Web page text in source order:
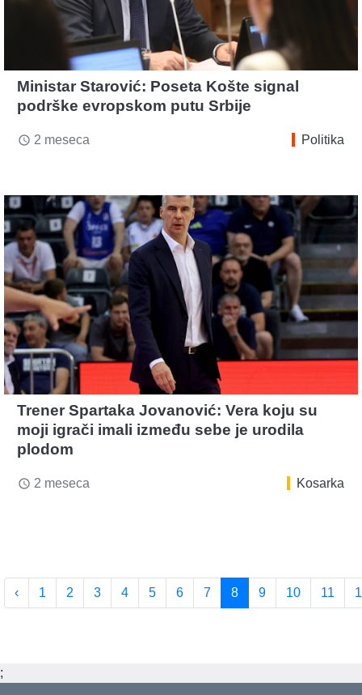
Ministar Starović: Poseta Košte signal
podrške evropskom putu Srbije
access_time 2 meseca Politika
Trener Spartaka Jovanović: Vera koju su
moji igrači imali između sebe je urodila
plodom
access_time 2 meseca Kosarka
‹ 1 2 3 4 5 6 7 8 9 10 11
;